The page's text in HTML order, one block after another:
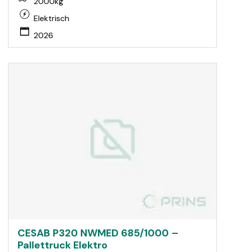
Elektrisch
2026
CESAB P320 NWMED 685/1000 –
Pallettruck Elektro